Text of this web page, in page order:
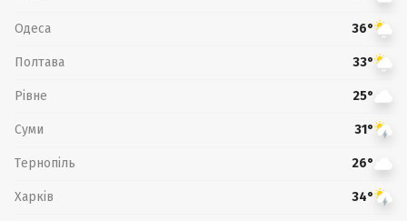
Одеса 36°
Полтава 33°
Рівне 25°
Суми 31°
Тернопіль 26°
Харків 34°